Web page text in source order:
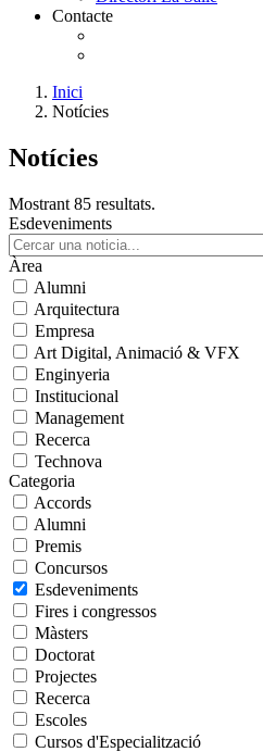
Contacte
Inici
Notícies
Notícies
Mostrant 85 resultats.
Esdeveniments
Àrea
Alumni
Arquitectura
Empresa
Art Digital, Animació & VFX
Enginyeria
Institucional
Management
Recerca
Technova
Categoria
Accords
Alumni
Premis
Concursos
Esdeveniments
Fires i congressos
Màsters
Doctorat
Projectes
Recerca
Escoles
Cursos d'Especialització